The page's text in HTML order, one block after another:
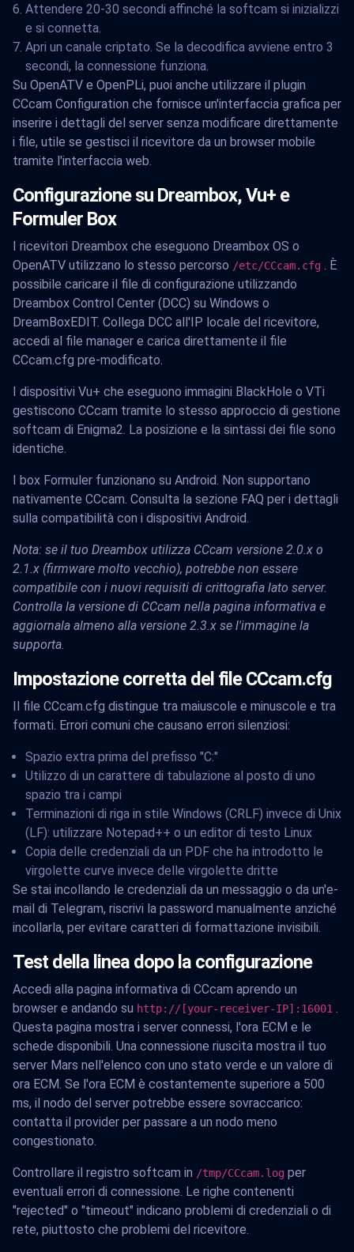
Attendere 20-30 secondi affinché la softcam si inizializzi
e si connetta.
Apri un canale criptato. Se la decodifica avviene entro 3
secondi, la connessione funziona.
Su OpenATV e OpenPLi, puoi anche utilizzare il plugin
CCcam Configuration che fornisce un'interfaccia grafica per
inserire i dettagli del server senza modificare direttamente
i file, utile se gestisci il ricevitore da un browser mobile
tramite l'interfaccia web.
Configurazione su Dreambox, Vu+ e
Formuler Box
I ricevitori Dreambox che eseguono Dreambox OS o
OpenATV utilizzano lo stesso percorso /etc/CCcam.cfg . È
possibile caricare il file di configurazione utilizzando
Dreambox Control Center (DCC) su Windows o
DreamBoxEDIT. Collega DCC all'IP locale del ricevitore,
accedi al file manager e carica direttamente il file
CCcam.cfg pre-modificato.
I dispositivi Vu+ che eseguono immagini BlackHole o VTi
gestiscono CCcam tramite lo stesso approccio di gestione
softcam di Enigma2. La posizione e la sintassi dei file sono
identiche.
I box Formuler funzionano su Android. Non supportano
nativamente CCcam. Consulta la sezione FAQ per i dettagli
sulla compatibilità con i dispositivi Android.
Nota: se il tuo Dreambox utilizza CCcam versione 2.0.x o
2.1.x (firmware molto vecchio), potrebbe non essere
compatibile con i nuovi requisiti di crittografia lato server.
Controlla la versione di CCcam nella pagina informativa e
aggiornala almeno alla versione 2.3.x se l'immagine la
supporta.
Impostazione corretta del file CCcam.cfg
Il file CCcam.cfg distingue tra maiuscole e minuscole e tra
formati. Errori comuni che causano errori silenziosi:
Spazio extra prima del prefisso "C:"
Utilizzo di un carattere di tabulazione al posto di uno
spazio tra i campi
Terminazioni di riga in stile Windows (CRLF) invece di Unix
(LF): utilizzare Notepad++ o un editor di testo Linux
Copia delle credenziali da un PDF che ha introdotto le
virgolette curve invece delle virgolette dritte
Se stai incollando le credenziali da un messaggio o da un'e-
mail di Telegram, riscrivi la password manualmente anziché
incollarla, per evitare caratteri di formattazione invisibili.
Test della linea dopo la configurazione
Accedi alla pagina informativa di CCcam aprendo un
browser e andando su http://[your-receiver-IP]:16001
Questa pagina mostra i server connessi, l'ora ECM e le
schede disponibili. Una connessione riuscita mostra il tuo
server Mars nell'elenco con uno stato verde e un valore di
ora ECM. Se l'ora ECM è costantemente superiore a 500
ms, il nodo del server potrebbe essere sovraccarico:
contatta il provider per passare a un nodo meno
congestionato.
Controllare il registro softcam in /tmp/CCcam.log per
eventuali errori di connessione. Le righe contenenti
"rejected" o "timeout" indicano problemi di credenziali o di
rete, piuttosto che problemi del ricevitore.